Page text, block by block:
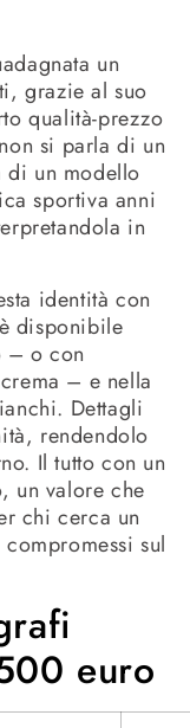
un
grazie al suo
qualità-prezzo
si parla di un
un modello
sportiva anni
in
identità con
disponibile
– o con
– e nella
Dettagli
rendendolo
Il tutto con un
un valore che
chi cerca un
sul
euro